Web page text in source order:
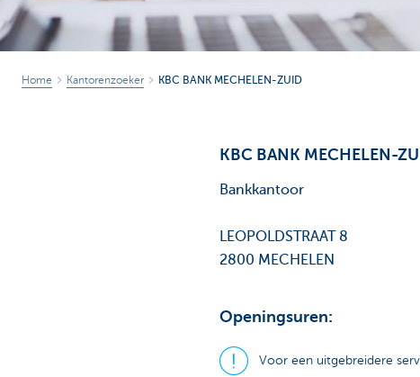
Home Kantorenzoeker KBC BANK MECHELEN-ZUID
KBC BANK MECHELEN-
Bankkantoor
LEOPOLDSTRAAT 8
2800 MECHELEN
Openingsuren:
Voor een uitgebreidere